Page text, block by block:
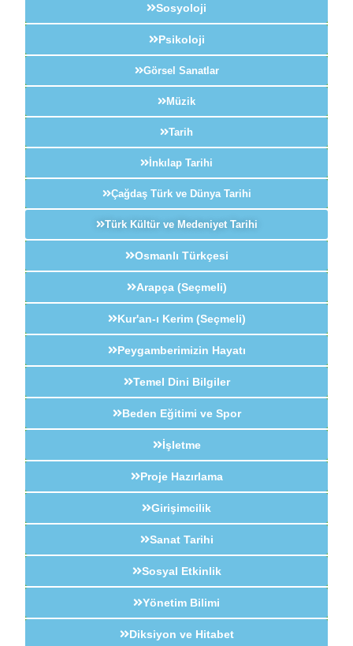
Sosyoloji
Psikoloji
Görsel Sanatlar
Müzik
Tarih
İnkılap Tarihi
Çağdaş Türk ve Dünya Tarihi
Türk Kültür ve Medeniyet Tarihi
Osmanlı Türkçesi
Arapça (Seçmeli)
Kur'an-ı Kerim (Seçmeli)
Peygamberimizin Hayatı
Temel Dini Bilgiler
Beden Eğitimi ve Spor
İşletme
Proje Hazırlama
Girişimcilik
Sanat Tarihi
Sosyal Etkinlik
Yönetim Bilimi
Diksiyon ve Hitabet